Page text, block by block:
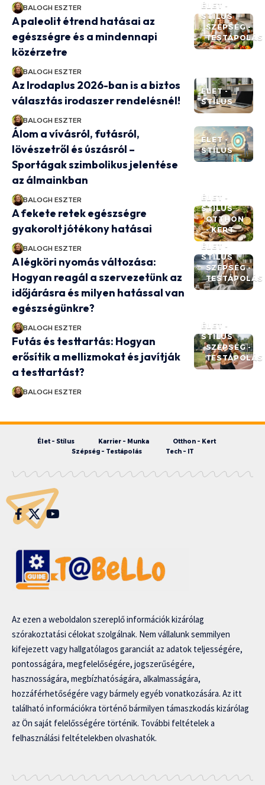
BALOGH ESZTER
ÉLET -
STÍLUS
SZÉPSÉG -
TESTÁPOLÁS
A paleolit étrend hatásai az
egészségre és a mindennapi
közérzetre
BALOGH ESZTER
ÉLET -
STÍLUS
Az Irodaplus 2026-ban is a biztos
választás irodaszer rendelésnél!
BALOGH ESZTER
ÉLET -
STÍLUS
Álom a vívásról, futásról,
lövészetről és úszásról –
Sportágak szimbolikus jelentése
az álmainkban
BALOGH ESZTER
ÉLET -
STÍLUS
OTTHON
- KERT
A fekete retek egészségre
gyakorolt jótékony hatásai
BALOGH ESZTER
ÉLET -
STÍLUS
SZÉPSÉG -
TESTÁPOLÁS
A légköri nyomás változása:
Hogyan reagál a szervezetünk az
időjárásra és milyen hatással van
egészségünkre?
BALOGH ESZTER
ÉLET -
STÍLUS
SZÉPSÉG -
TESTÁPOLÁS
Futás és testtartás: Hogyan
erősítik a mellizmokat és javítják
a testtartást?
BALOGH ESZTER
Élet – Stílus Karrier – Munka
Otthon – Kert
Szépség – Testápolás
Tech – IT
Az ezen a weboldalon szereplő információk kizárólag
szórakoztatási célokat szolgálnak. Nem vállalunk semmilyen
kifejezett vagy hallgatólagos garanciát az adatok teljességére,
pontosságára, megfelelőségére, jogszerűségére,
hasznosságára, megbízhatóságára, alkalmasságára,
hozzáférhetőségére vagy bármely egyéb vonatkozására. Az itt
található információkra történő bármilyen támaszkodás kizárólag
az Ön saját felelősségére történik. További feltételek a
felhasználási feltételekben olvashatók.